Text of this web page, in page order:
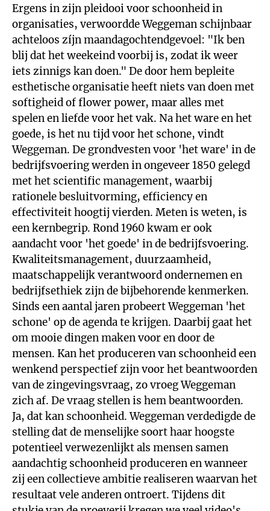
Ergens in zijn pleidooi voor schoonheid in
organisaties, verwoordde Weggeman schijnbaar
achteloos zíjn maandagochtendgevoel: "Ik ben
blij dat het weekeind voorbij is, zodat ik weer
iets zinnigs kan doen." De door hem bepleite
esthetische organisatie heeft niets van doen met
softigheid of flower power, maar alles met
spelen en liefde voor het vak. Na het ware en het
goede, is het nu tijd voor het schone, vindt
Weggeman. De grondvesten voor 'het ware' in de
bedrijfsvoering werden in ongeveer 1850 gelegd
met het scientific management, waarbij
rationele besluitvorming, efficiency en
effectiviteit hoogtij vierden. Meten is weten, is
een kernbegrip. Rond 1960 kwam er ook
aandacht voor 'het goede' in de bedrijfsvoering.
Kwaliteitsmanagement, duurzaamheid,
maatschappelijk verantwoord ondernemen en
bedrijfsethiek zijn de bijbehorende kenmerken.
Sinds een aantal jaren probeert Weggeman 'het
schone' op de agenda te krijgen. Daarbij gaat het
om mooie dingen maken voor en door de
mensen. Kan het produceren van schoonheid een
wenkend perspectief zijn voor het beantwoorden
van de zingevingsvraag, zo vroeg Weggeman
zich af. De vraag stellen is hem beantwoorden.
Ja, dat kan schoonheid. Weggeman verdedigde de
stelling dat de menselijke soort haar hoogste
potentieel verwezenlijkt als mensen samen
aandachtig schoonheid produceren en wanneer
zij een collectieve ambitie realiseren waarvan het
resultaat vele anderen ontroert. Tijdens dit